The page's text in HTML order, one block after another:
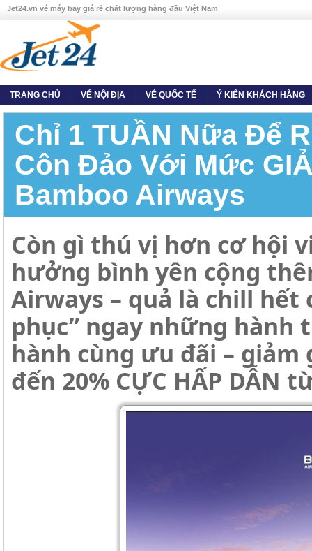
Jet24.vn vé máy bay giá rẻ chất lượng hàng đầu Việt Nam
TRANG CHỦ VÉ NỘI ĐỊA VÉ QUỐC TẾ Ý KIẾN KHÁCH HÀNG
Chỉ 1 TUẦN Nữa Để
Côn Đảo Với Mức
Bamboo Airways
Còn gì thú vị hơn cơ hội
hưởng bình yên cộng
Airways – quả là chill hết
phục” ngay những hành
hành cùng ưu đãi – giảm
đến 20% CỰC HẤP DẪN